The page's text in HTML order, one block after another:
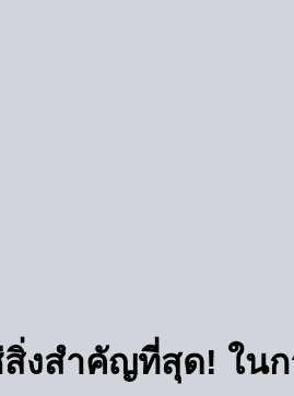
สิ่งสำคัญที่สุด! ใน